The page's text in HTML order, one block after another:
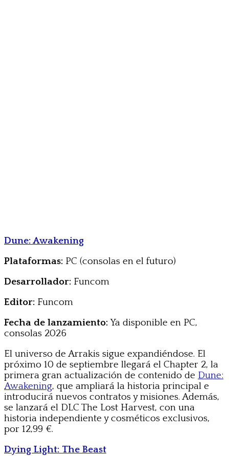
Dune: Awakening
Plataformas: PC (consolas en el futuro)
Desarrollador: Funcom
Editor: Funcom
Fecha de lanzamiento:Ya disponible en PC,
consolas 2026
El universo de Arrakis sigue expandiéndose. El
próximo 10 de septiembre llegará el Chapter 2, la
primera gran actualización de contenido de Dune:
Awakening, que ampliará la historia principal e
introducirá nuevos contratos y misiones. Además,
se lanzará el DLC The Lost Harvest, con una
historia independiente y cosméticos exclusivos,
por 12,99 €.
Dying Light: The Beast